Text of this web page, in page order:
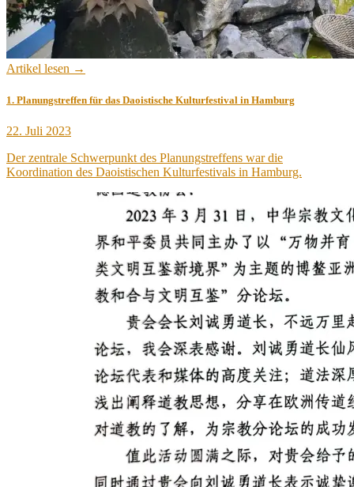
Artikel lesen →
1. Planungstreffen für das Daoistische Kulturfestival in Hamburg
Veröffentlicht
22. Juli 2023
Der zentrale Schwerpunkt des Planungstreffens war die
Koordination des Daoistischen Kulturfestivals in Hamburg.